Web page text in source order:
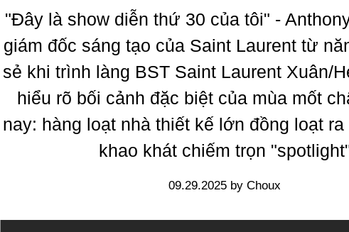
"Đây là show diễn thứ 30 của tôi" -
giám đốc sáng tạo của Saint Laurent từ
sẻ khi trình làng BST Saint Laurent Xuân/
hiểu rõ bối cảnh đặc biệt của mùa mốt
nay: hàng loạt nhà thiết kế lớn đồng loạt
khao khát chiếm trọn
09.29.2025 by Choux